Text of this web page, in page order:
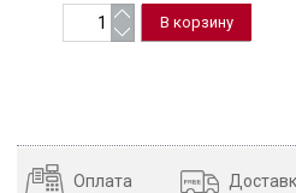
Оплата